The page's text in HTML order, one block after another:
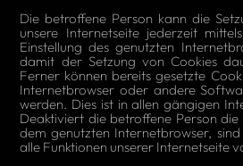
Die betroffene Person kann die
unsere Internetseite jederzeit
Einstellung des genutzten
damit der Setzung von Cookies
Ferner können bereits gesetzte
Internetbrowser oder andere
werden. Dies ist in allen gängigen
Deaktiviert die betroffene Person die
dem genutzten Internetbrowser,
alle Funktionen unserer Internetseite